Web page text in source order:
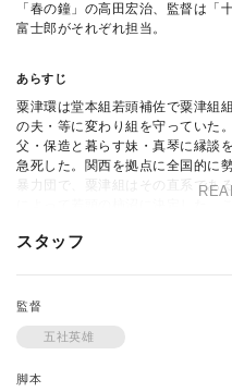
「春の鐘」の高田宏治、監督は「
富士郎がそれぞれ担当。
あらすじ
粟津環は堂本組若頭補佐で粟津組
の夫・等に変わり組を守っていた
父・保造と暮らす妹・真琴に縁談
急死した。関西を拠点に全国的に
暴力団で、粟津組はその直系であ
し、小磯の誘いを拒否する。小磯
会。コテージで力ずくで抱かれた
談を断りやくざと関係したことを
た真琴は常滑へ向かう。杉田と真
スタッフ
監督
五社英雄
脚本